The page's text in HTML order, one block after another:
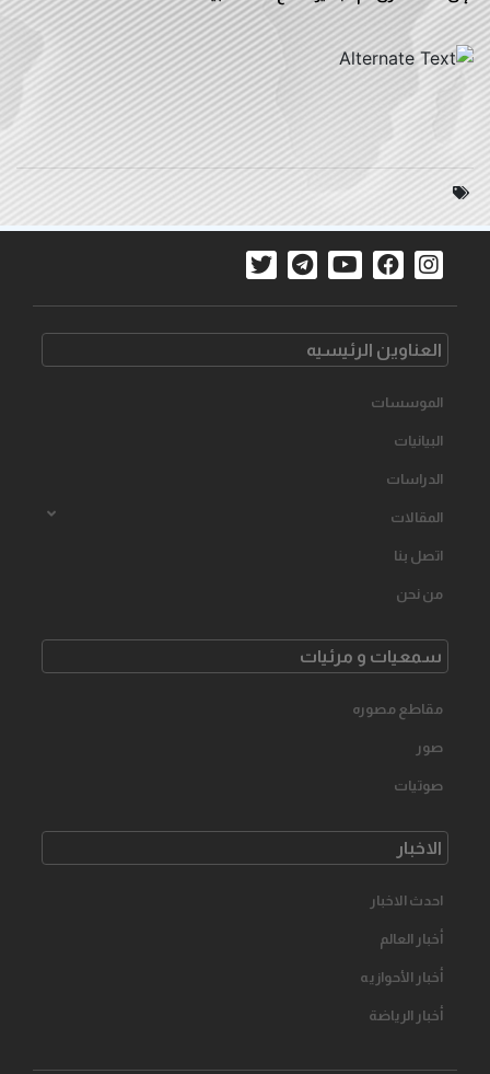
العناوین الرئیسیه
الموسسات
البیانیات
الدراسات
المقالات
اتصل بنا
من نحن
سمعیات و مرئیات
مقاطع مصوره
صور
صوتیات
الاخبار
احدث الاخبار
أخبار العالم
أخبار الأحوازیه
أخبار الرياضة